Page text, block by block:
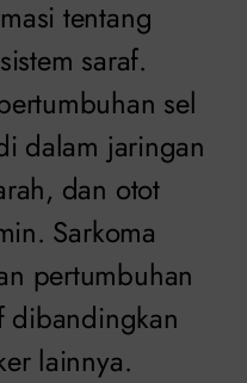
tentang
saraf.
sel
dalam jaringan
dan otot
Sarkoma
pertumbuhan
dibandingkan
lainnya.